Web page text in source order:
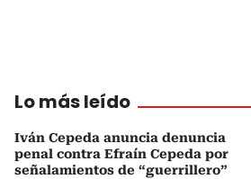
Lo más leído
Iván Cepeda anuncia denuncia
penal contra Efraín Cepeda por
señalamientos de “guerrillero”